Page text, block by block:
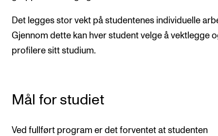
Om Norges musikkhøgskole
Kontakt oss
Finn ansatte
For ansatte og studenter
Det legges stor vekt på studentenes individuelle
Gjennom dette kan hver student velge å vektlegge
profilere sitt studium.
Mål for studiet
Ved fullført program er det forventet at studenten